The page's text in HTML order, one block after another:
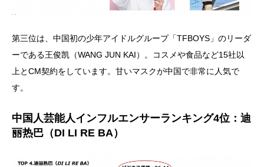
第三位は、中国初の少年アイドルグループ「TFBOYS」のリーダ
ーである王俊凯（WANG JUN KAI）。コスメや食品など15社以
上とCM契約をしています。甘いマスクが中国で非常に人気で
す。
中国人芸能人インフルエンサーランキング4位：迪
丽热巴（DI LI RE BA）